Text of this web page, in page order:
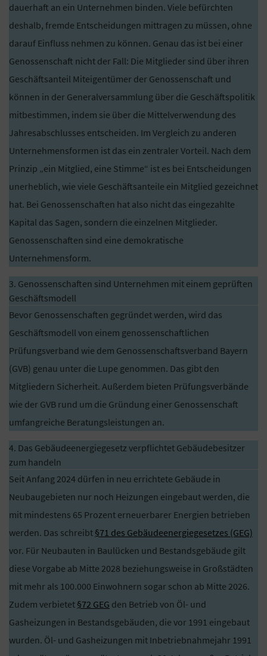
dauerhaft an ein Unternehmen binden. Viele befürchten
deshalb, fremde Entscheidungen mittragen zu müssen, ohne
darauf Einfluss nehmen zu können. Genau das ist bei einer
Genossenschaft nicht der Fall: Die Mitglieder sind über ihren
Geschäftsanteil Miteigentümer der Genossenschaft und
können in der Generalversammlung über die Geschäftspolitik
mitbestimmen, indem sie über die Mittelverwendung des
Jahresabschlusses entscheiden. Im Vergleich zu anderen
Unternehmensformen ist das ein zentraler Vorteil. Nach dem
Prinzip „ein Mitglied, eine Stimme“ ist es bei Entscheidungen
unerheblich, wie viele Geschäftsanteile ein Mitglied gezeichnet
hat. Bei Genossenschaften hat also nicht das eingezahlte
Kapital das Sagen, sondern die einzelnen Mitglieder.
Genossenschaften sind eine demokratische
Unternehmensform.
3. Genossenschaften sind Unternehmen mit einem geprüften
Geschäftsmodell
Bevor Genossenschaften gegründet werden, wird das
Geschäftsmodell von einem genossenschaftlichen
Prüfungsverband wie dem Genossenschaftsverband Bayern
(GVB) genau unter die Lupe genommen. Das gibt den
Mitgliedern Sicherheit. Außerdem bieten Prüfungsverbände
wie der GVB rund um die Gründung einer Genossenschaft
umfangreiche Beratungsleistungen an.
4. Das Gebäudeenergiegesetz verpflichtet Gebäudebesitzer
zum handeln
Seit Anfang 2024 dürfen in neu errichtete Gebäude in
Neubaugebieten nur noch Heizungen eingebaut werden, die
mit mindestens 65 Prozent erneuerbarer Energien betrieben
werden. Das schreibt §71 des Gebäudeenergiegesetzes (GEG)
vor. Für Neubauten in Baulücken und Bestandsgebäude gilt
diese Vorgabe ab Mitte 2028 beziehungsweise in Großstädten
mit mehr als 100.000 Einwohnern sogar schon ab Mitte 2026.
Zudem verbietet §72 GEG den Betrieb von Öl- und
Gasheizungen in Bestandsgebäuden, die vor 1991 eingebaut
wurden. Öl- und Gasheizungen mit Inbetriebnahmejahr 1991